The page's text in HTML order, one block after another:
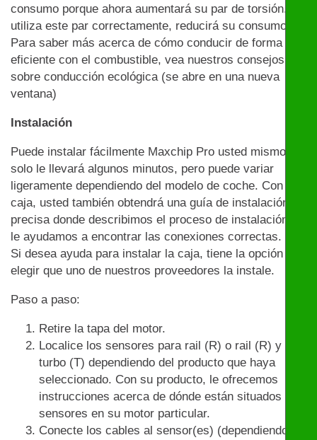
consumo porque ahora aumentará su par de torsión. Si
utiliza este par correctamente, reducirá su consumo.
Para saber más acerca de cómo conducir de forma
eficiente con el combustible, vea nuestros consejos
sobre conducción ecológica (se abre en una nueva
ventana)
Instalación
Puede instalar fácilmente Maxchip Pro usted mismo:
solo le llevará algunos minutos, pero puede variar
ligeramente dependiendo del modelo de coche. Con la
caja, usted también obtendrá una guía de instalación
precisa donde describimos el proceso de instalación y
le ayudamos a encontrar las conexiones correctas.
Si desea ayuda para instalar la caja, tiene la opción de
elegir que uno de nuestros proveedores la instale.
Paso a paso:
Retire la tapa del motor.
Localice los sensores para rail (R) o rail (R) y
turbo (T) dependiendo del producto que haya
seleccionado. Con su producto, le ofrecemos
instrucciones acerca de dónde están situados los
sensores en su motor particular.
Conecte los cables al sensor(es) (dependiendo